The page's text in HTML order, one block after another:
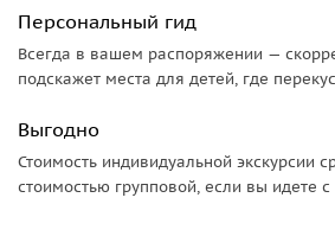
Балтийское море: в ясную погоду
рассмотреть Кронштадт и
павильона Монплезир, а по пути
XVIII веке.
Организационные детали:
Персональный гид
Всегда в вашем распоряжении —
подскажет места для детей, где
Выгодно
Стоимость индивидуальной экскурсии
стоимостью групповой, если вы идете